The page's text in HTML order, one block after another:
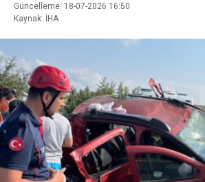
Güncelleme: 18-07-2026 16:50
Kaynak: İHA